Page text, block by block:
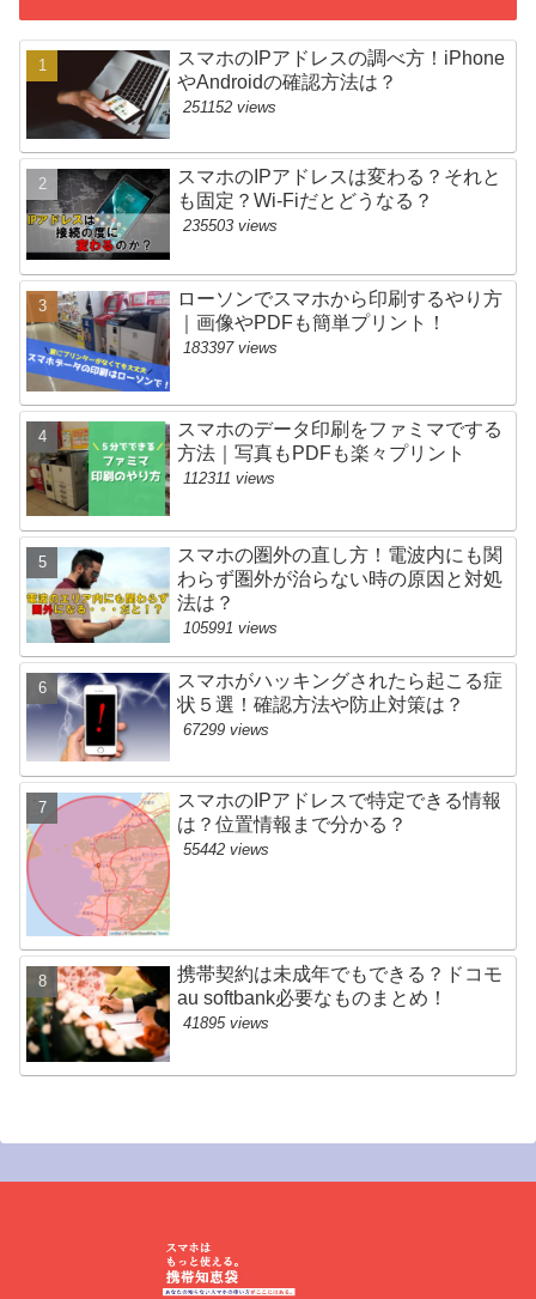
スマホのIPアドレスの調べ方！iPhone
やAndroidの確認方法は？
251152 views
スマホのIPアドレスは変わる？それと
も固定？Wi-Fiだとどうなる？
235503 views
ローソンでスマホから印刷するやり方
｜画像やPDFも簡単プリント！
183397 views
スマホのデータ印刷をファミマでする
方法｜写真もPDFも楽々プリント
112311 views
スマホの圏外の直し方！電波内にも関
わらず圏外が治らない時の原因と対処
法は？
105991 views
スマホがハッキングされたら起こる症
状５選！確認方法や防止対策は？
67299 views
スマホのIPアドレスで特定できる情報
は？位置情報まで分かる？
55442 views
携帯契約は未成年でもできる？ドコモ
au softbank必要なものまとめ！
41895 views